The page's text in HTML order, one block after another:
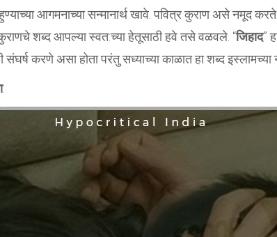
आगमनाच्या सन्मानार्थ खावे. पवित्र कुराण असे नमूद करते
कुराणचे शब्द आपल्या स्वत:च्या हेतूसाठी हवे तसे वळवले. “जिहाद”
करणे असा होता परंतु सध्याच्या काळात हा शब्द इस्लामच्या
: